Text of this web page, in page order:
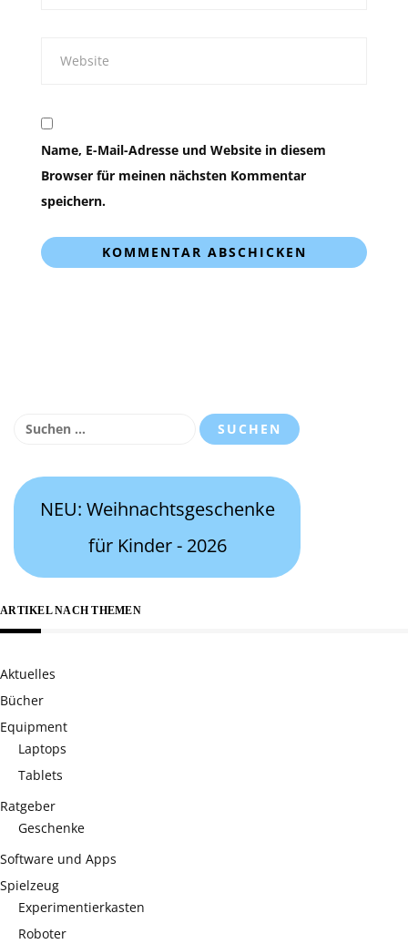
Name, E-Mail-Adresse und Website in diesem
Browser für meinen nächsten Kommentar
speichern.
Suchen
NEU: Weihnachtsgeschenke
für Kinder - 2026
ARTIKEL NACH THEMEN
Aktuelles
Bücher
Equipment
Laptops
Tablets
Ratgeber
Geschenke
Software und Apps
Spielzeug
Experimentierkasten
Roboter